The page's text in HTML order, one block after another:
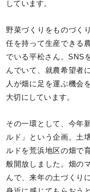
しています。
野菜づくりをものづく
任を持って生産できる
でいる平松さん。SNS
んでいて、就農希望者
人が畑に足を運ぶ機会
大切にしています。
その一環として、今年
ルド」という企画。土
ルドを荒浜地区の畑で
般開放しました。畑の
んで、来年の土づくり